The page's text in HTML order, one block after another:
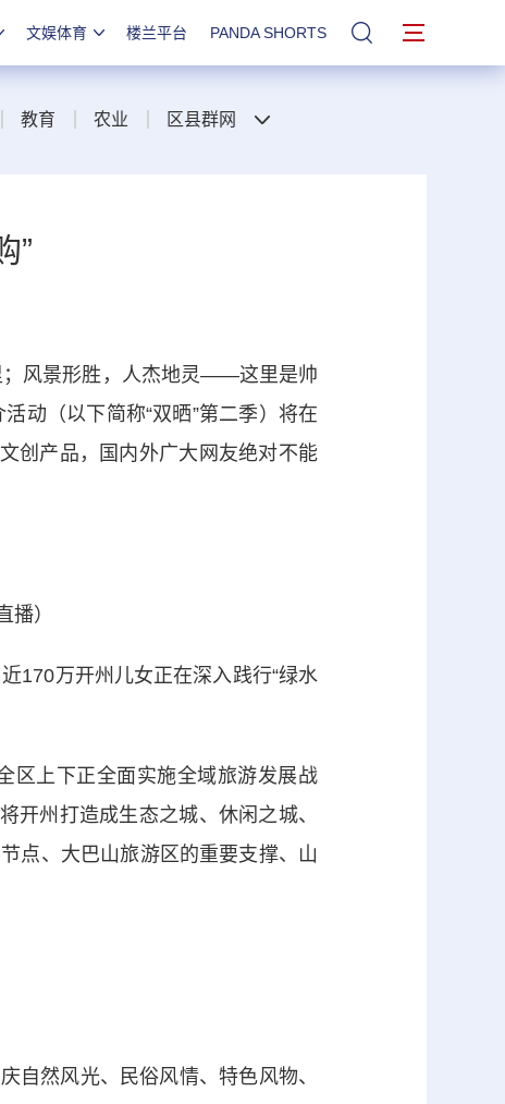
文娱体育 楼兰平台 PANDA SHORTS 站内搜索
教育 农业 区县群网
”
风景形胜，人杰地灵——这里是帅
动（以下简称“双晒”第二季）将在
创产品，国内外广大网友绝对不能
）
万开州儿女正在深入践行“绿水
上下正全面实施全域旅游发展战
开州打造成生态之城、休闲之城、
点、大巴山旅游区的重要支撑、山
然风光、民俗风情、特色风物、